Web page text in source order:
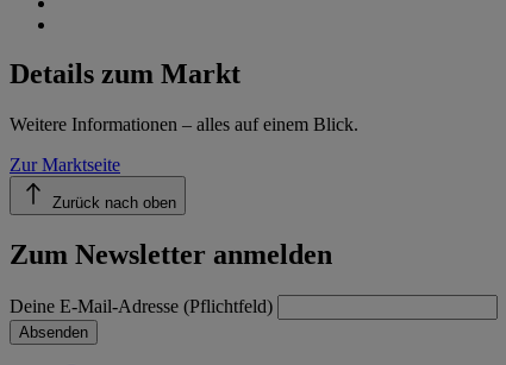
Details zum Markt
Weitere Informationen – alles auf einem Blick.
Zur Marktseite
Zurück nach oben
Zum Newsletter anmelden
Deine E-Mail-Adresse (Pflichtfeld)
Absenden